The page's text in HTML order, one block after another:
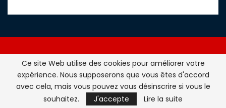
Atlasinfo.fr : l'essentiel de l'actualité de la France et du
Maghreb © Tous Droits Réservés - Atlasinfo- 2026
ATLASINFO
Ce site Web utilise des cookies pour améliorer votre
expérience. Nous supposerons que vous êtes d'accord
avec cela, mais vous pouvez vous désinscrire si vous le
souhaitez.
J'accepte Lire la suite